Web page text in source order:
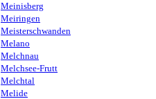
Meinisberg
Meiringen
Meisterschwanden
Melano
Melchnau
Melchsee-Frutt
Melchtal
Melide